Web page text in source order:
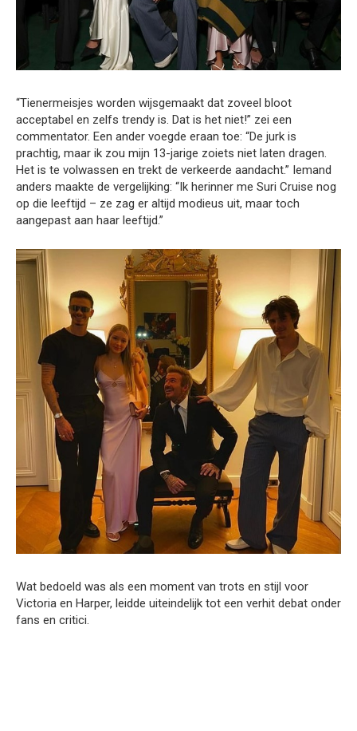
“Tienermeisjes worden wijsgemaakt dat zoveel bloot
acceptabel en zelfs trendy is. Dat is het niet!” zei een
commentator. Een ander voegde eraan toe: “De jurk is
prachtig, maar ik zou mijn 13-jarige zoiets niet laten dragen.
Het is te volwassen en trekt de verkeerde aandacht.” Iemand
anders maakte de vergelijking: “Ik herinner me Suri Cruise nog
op die leeftijd – ze zag er altijd modieus uit, maar toch
aangepast aan haar leeftijd.”
Wat bedoeld was als een moment van trots en stijl voor
Victoria en Harper, leidde uiteindelijk tot een verhit debat onder
fans en critici.